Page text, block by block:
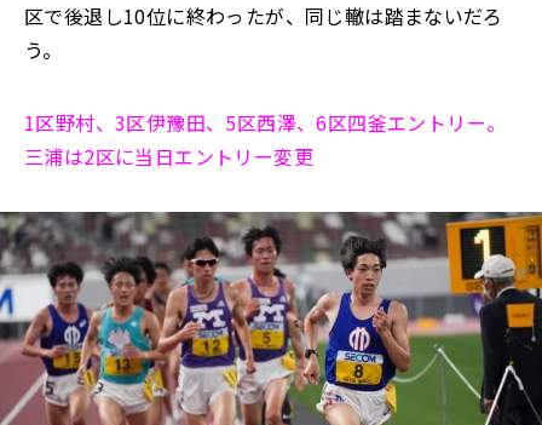
区で後退し10位に終わったが、同じ轍は踏まないだろ
う。
1区野村、3区伊豫田、5区西澤、6区四釜エントリー。
三浦は2区に当日エントリー変更